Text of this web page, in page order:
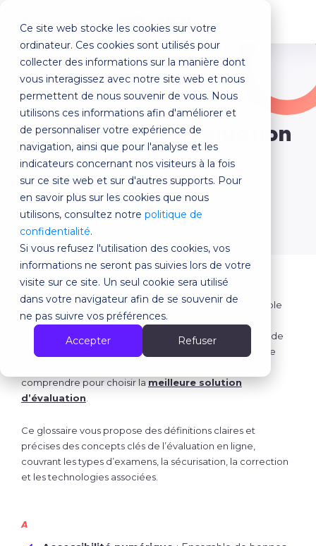
Ce site web stocke les cookies sur votre
ordinateur. Ces cookies sont utilisés pour
collecter des informations sur la manière dont
vous interagissez avec notre site web et nous
permettent de nous souvenir de vous. Nous
utilisons ces informations afin d'améliorer et
de personnaliser votre expérience de
navigation, ainsi que pour l'analyse et les
indicateurs concernant nos visiteurs à la fois
sur ce site web et sur d'autres supports. Pour
en savoir plus sur les cookies que nous
utilisons, consultez notre politique de
confidentialité.
Si vous refusez l'utilisation des cookies, vos
informations ne seront pas suivies lors de votre
visite sur ce site. Un seul cookie sera utilisé
dans votre navigateur afin de se souvenir de
ne pas suivre vos préférences.
Accepter
Refuser
MENU
Nos derniers articles
Glossaire de l’évaluation
en ligne
Retour
L’évaluation en ligne est devenue un outil incontournable
pour les organisations qui souhaitent tester les
compétences et les connaissances de leurs candidats de
manière efficace et sécurisée. Cependant, ce domaine
comprendre pour choisir la meilleure solution
d’évaluation
Ce glossaire vous propose des définitions claires et
précises des concepts clés de l’évaluation en ligne,
couvrant les types d’examens, la sécurisation, la correction
et les technologies associées.
A